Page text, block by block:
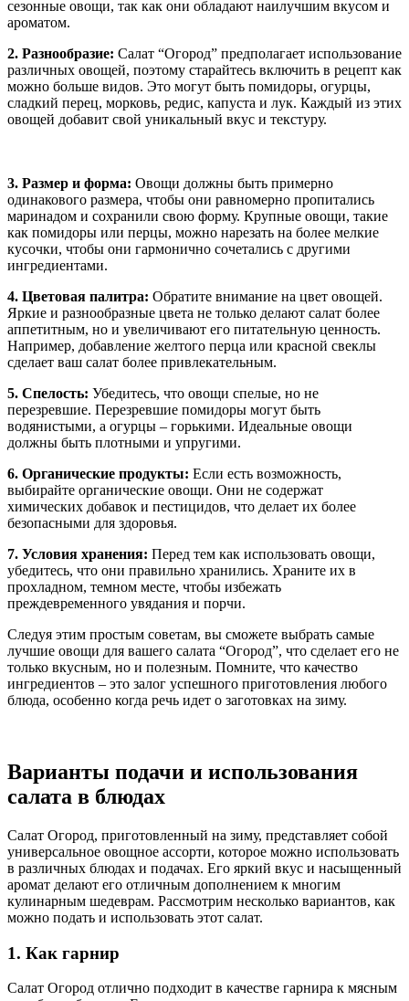
сезонные овощи, так как они обладают наилучшим вкусом и
ароматом.
2. Разнообразие: Салат “Огород” предполагает использование
различных овощей, поэтому старайтесь включить в рецепт как
можно больше видов. Это могут быть помидоры, огурцы,
сладкий перец, морковь, редис, капуста и лук. Каждый из этих
овощей добавит свой уникальный вкус и текстуру.
3. Размер и форма: Овощи должны быть примерно
одинакового размера, чтобы они равномерно пропитались
маринадом и сохранили свою форму. Крупные овощи, такие
как помидоры или перцы, можно нарезать на более мелкие
кусочки, чтобы они гармонично сочетались с другими
ингредиентами.
4. Цветовая палитра: Обратите внимание на цвет овощей.
Яркие и разнообразные цвета не только делают салат более
аппетитным, но и увеличивают его питательную ценность.
Например, добавление желтого перца или красной свеклы
сделает ваш салат более привлекательным.
5. Спелость: Убедитесь, что овощи спелые, но не
перезревшие. Перезревшие помидоры могут быть
водянистыми, а огурцы – горькими. Идеальные овощи
должны быть плотными и упругими.
6. Органические продукты: Если есть возможность,
выбирайте органические овощи. Они не содержат
химических добавок и пестицидов, что делает их более
безопасными для здоровья.
7. Условия хранения: Перед тем как использовать овощи,
убедитесь, что они правильно хранились. Храните их в
прохладном, темном месте, чтобы избежать
преждевременного увядания и порчи.
Следуя этим простым советам, вы сможете выбрать самые
лучшие овощи для вашего салата “Огород”, что сделает его не
только вкусным, но и полезным. Помните, что качество
ингредиентов – это залог успешного приготовления любого
блюда, особенно когда речь идет о заготовках на зиму.
Варианты подачи и использования
салата в блюдах
Салат Огород, приготовленный на зиму, представляет собой
универсальное овощное ассорти, которое можно использовать
в различных блюдах и подачах. Его яркий вкус и насыщенный
аромат делают его отличным дополнением к многим
кулинарным шедеврам. Рассмотрим несколько вариантов, как
можно подать и использовать этот салат.
1. Как гарнир
Салат Огород отлично подходит в качестве гарнира к мясным